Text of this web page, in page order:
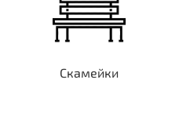
Скамейки